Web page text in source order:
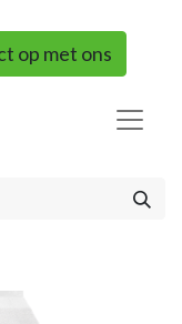
op met ons